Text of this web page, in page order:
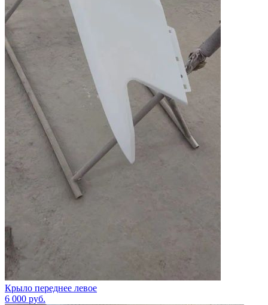
Крыло переднее левое
6 000 руб.